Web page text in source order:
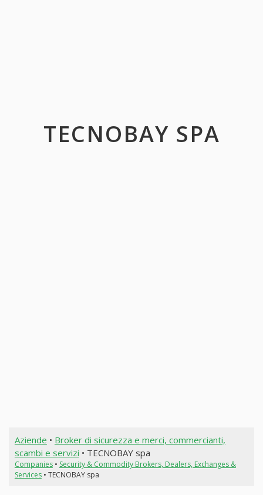
TECNOBAY SPA
Aziende • Broker di sicurezza e merci, commercianti,
scambi e servizi • TECNOBAY spa
Companies• Security & Commodity Brokers, Dealers, Exchanges &
Services• TECNOBAY spa